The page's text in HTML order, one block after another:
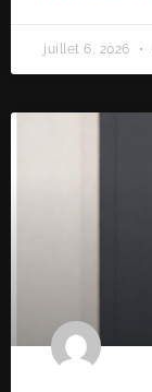
juillet 6, 2026